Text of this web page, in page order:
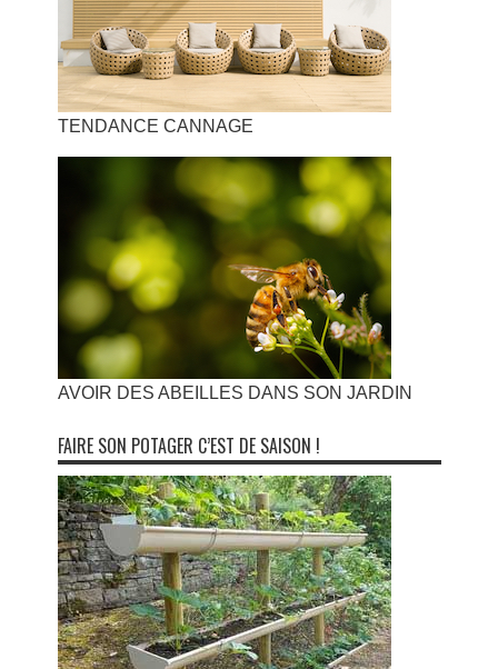
TENDANCE CANNAGE
AVOIR DES ABEILLES DANS SON JARDIN
FAIRE SON POTAGER C’EST DE SAISON !